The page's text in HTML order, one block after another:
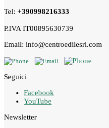
Tel: +390998216333
P.IVA IT00895630739
Email: info@centroedilesrl.com
Seguici
Facebook
YouTube
Newsletter